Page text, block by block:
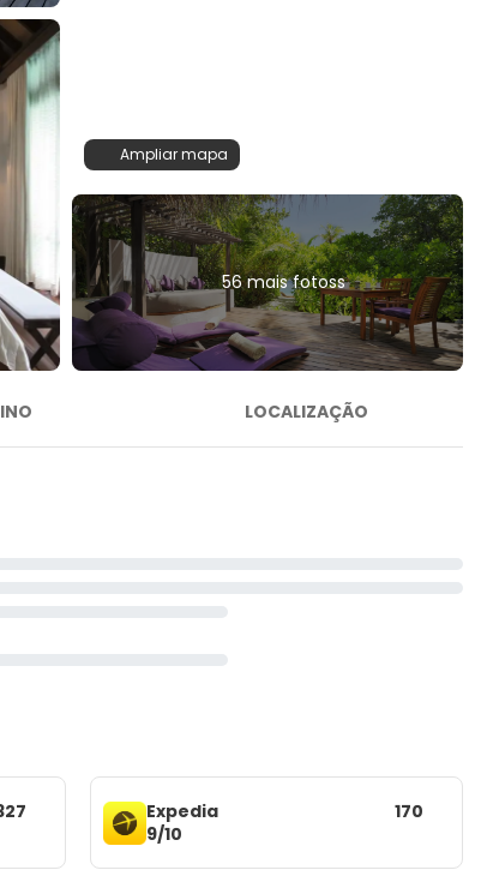
Ampliar mapa
56 mais fotoss
LOCALIZAÇÃO
Expedia
9/10
170